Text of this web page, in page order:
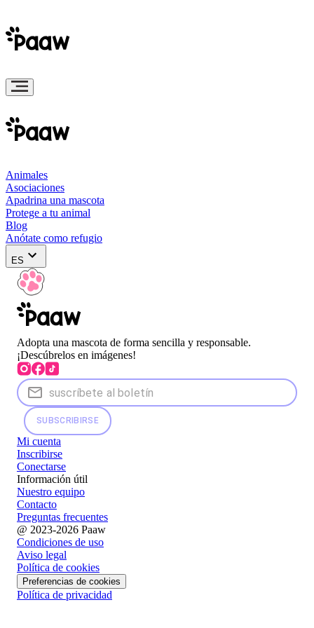
Animales
Asociaciones
Apadrina una mascota
Protege a tu animal
Blog
Anótate como refugio
ES
Adopta una mascota de forma sencilla y responsable.
¡Descúbrelos en imágenes!
SUBSCRIBIRSE
Mi cuenta
Inscribirse
Conectarse
Información útil
Nuestro equipo
Contacto
Preguntas frecuentes
@ 2023-2026 Paaw
Condiciones de uso
Aviso legal
Política de cookies
Preferencias de cookies
Política de privacidad